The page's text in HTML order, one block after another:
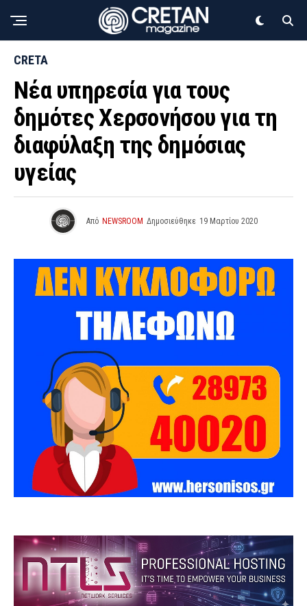
CRETA
Νέα υπηρεσία για τους
δημότες Χερσονήσου για τη
διαφύλαξη της δημόσιας
υγείας
Από NEWSROOM Δημοσιεύθηκε 19 Μαρτίου 2020